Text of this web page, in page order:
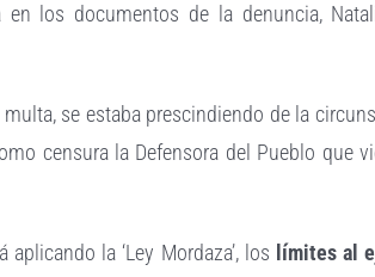
en los documentos de la denuncia,
se estaba prescindiendo de la
censura la Defensora del Pueblo que
la ‘Ley Mordaza’, los límites al